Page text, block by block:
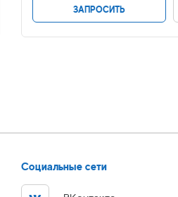
ЗАПРОСИТЬ
Социальные сети